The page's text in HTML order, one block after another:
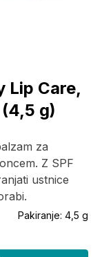
Lip Care,
g)
za
Z SPF
ustnice
Pakiranje: 4,5 g